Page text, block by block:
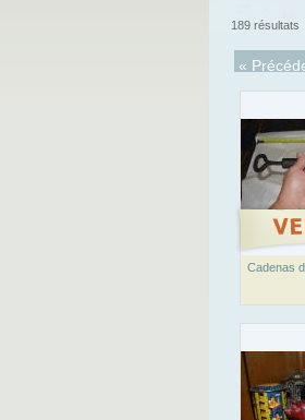
189 résultats
«
Cadenas